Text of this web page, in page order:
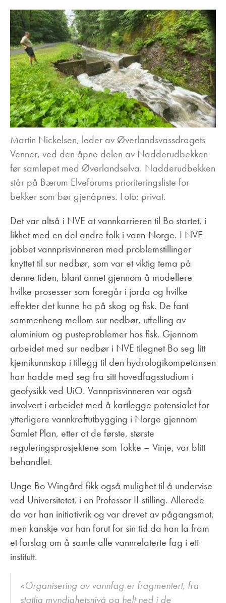
Martin Nickelsen, leder av Øverlandsvassdragets
Venner, ved den åpne delen av Nadderudbekken
før samløpet med Øverlandselva. Nadderudbekken
står på Bærum Elveforums prioriteringsliste for
bekker som bør gjenåpnes. Foto: privat.
Det var altså i NVE at vannkarrieren til Bo startet, i
likhet med en del andre folk i vann-Norge. I NVE
jobbet vannprisvinneren med problemstillinger
knyttet til sur nedbør, som var et viktig tema på
denne tiden, blant annet gjennom å modellere
hvilke prosesser som foregår i jorda og hvilke
effekter det kunne ha på skog og fisk. De fant
sammenheng mellom sur nedbør, utfelling av
aluminium og pusteproblemer hos fisk. Gjennom
arbeidet med sur nedbør i NVE tilegnet Bo seg litt
kjemikunnskap i tillegg til den hydrologikompetansen
han hadde med seg fra sitt hovedfagsstudium i
geofysikk ved UiO. Vannprisvinneren var også
involvert i arbeidet med å kartlegge potensialet for
ytterligere vannkraftutbygging i Norge gjennom
Samlet Plan, etter at de første, største
reguleringsprosjektene som Tokke – Vinje, var blitt
behandlet.
Unge Bo Wingård fikk også mulighet til å undervise
ved Universitetet, i en Professor II-stilling. Allerede
da var han initiativrik og var drevet av pågangsmot,
men kanskje var han forut for sin tid da han la fram
et forslag om å samle alle vannrelaterte fag i ett
institutt.
«Organisering av vannfag er fragmentert, fra
statlig myndighetsnivå og helt ned i de